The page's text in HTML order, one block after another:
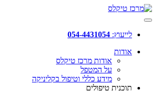
לייעוץ: 054-4431054
אודות
אודות מרכז טיקלס
על המטפל
מידע כללי וטיפול בקליניקה
תוכנית טיפולים